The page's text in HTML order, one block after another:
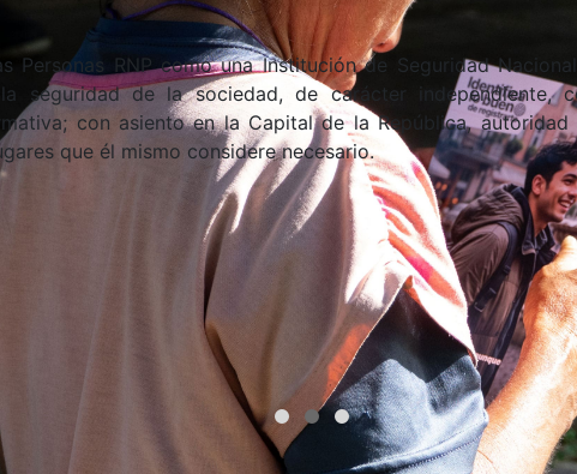
Personas RNP como una Institución de Seguridad
seguridad de la sociedad, de carácter independiente,
con asiento en la Capital de la República,
que él mismo considere necesario.